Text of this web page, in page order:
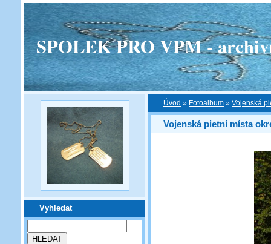
SPOLEK PRO VPM -
Vyhledat
Úvod » Fotoalbum » Vojenská
Vojenská pietní místa